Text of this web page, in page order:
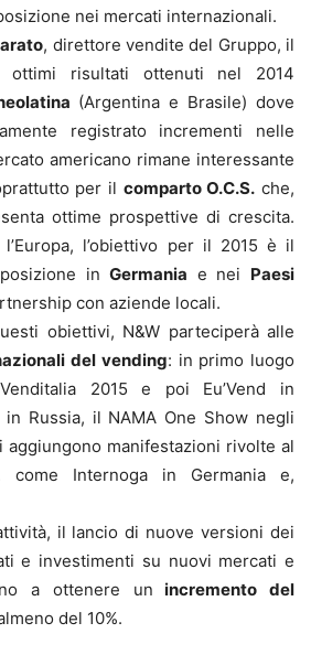
nei mercati internazionali.
, direttore vendite del Gruppo, il
ottimi risultati ottenuti nel 2014
(Argentina e Brasile) dove
registrato incrementi nelle
americano rimane interessante
per il comparto O.C.S. che,
ottime prospettive di crescita.
l’obiettivo per il 2015 è il
posizione inGermania e nei Paesi
con aziende locali.
obiettivi, N&W parteciperà alle
del vending: in primo luogo
2015 e poi Eu’Vend in
in Russia, il NAMA One Show negli
aggiungono manifestazioni rivolte al
come Internoga in Germania e,
il lancio di nuove versioni dei
e investimenti su nuovi mercati e
a ottenere un incremento del
del 10%.